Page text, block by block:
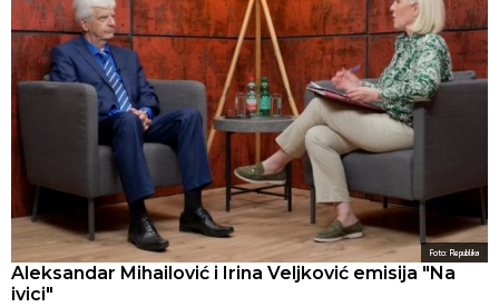
Foto: Republika
Aleksandar Mihailović i Irina Veljković emisija "Na
ivici"